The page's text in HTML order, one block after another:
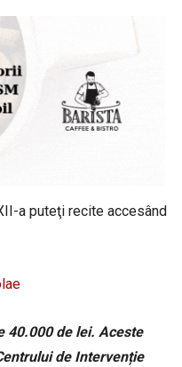
a puteţi recite accesând
40.000 de lei. Aceste
de Intervenție